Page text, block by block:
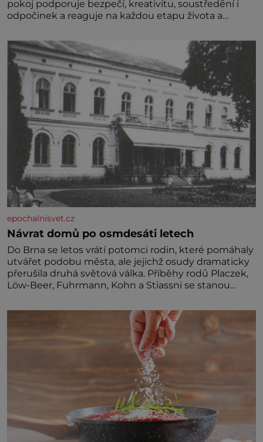
pokoj podporuje bezpečí, kreativitu, soustředění i
odpočinek a reaguje na každou etapu života a
jednoduchost, měkkost a bezpečí, proto by pokoj
miminka měl působit především klidně a útulně.
Předškolní věk je
epochalnisvet.cz
Návrat domů po osmdesáti letech
Do Brna se letos vrátí potomci rodin, které pomáhaly
utvářet podobu města, ale jejichž osudy dramaticky
přerušila druhá světová válka. Příběhy rodů Placzek,
Löw-Beer, Fuhrmann, Kohn a Stiassni se stanou
židovské kultury ŠTETL FEST 2026. Některé návraty
nejsou jednoduché. Místa, která si člověk pamatuje z
rodinných vyprávění, už dávno